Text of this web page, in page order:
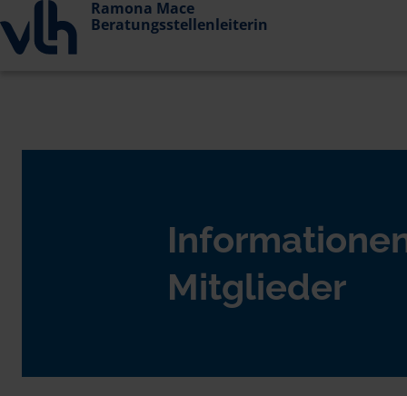
Ramona Mace
Beratungsstellenleiterin
Mitglieder